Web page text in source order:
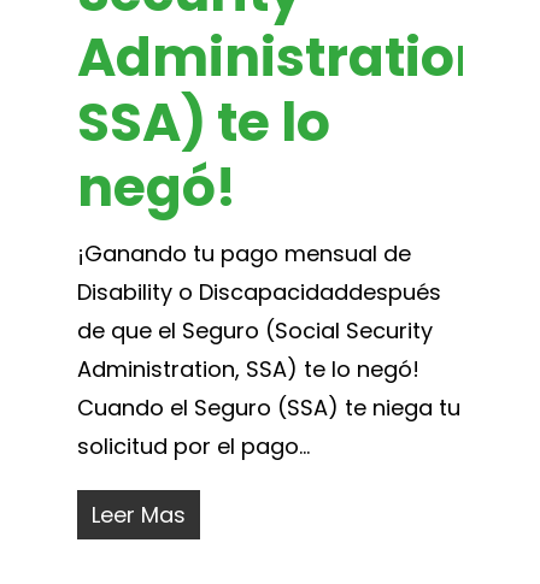
Administration,
SSA) te lo
negó!
¡Ganando tu pago mensual de
Disability o Discapacidaddespués
de que el Seguro (Social Security
Administration, SSA) te lo negó!
Cuando el Seguro (SSA) te niega tu
solicitud por el pago...
Leer Mas